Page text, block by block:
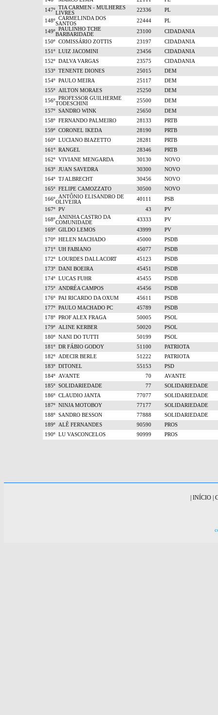
147º TIA CARMEN - MULHERES
LIVRES
22336
PL
148º CARMELINDA DOS
SANTOS
22444
PL
149º PAULINHO TCHE
BARBARIDADE
23100
CIDADANIA
150º COMISSÁRIO ZOTTIS 23197
CIDADANIA
151º LUIZ JACOMINI 23456
CIDADANIA
152º DALVA VARGAS 23575
CIDADANIA
153º TENENTE DIONES 25015
DEM
154º PAULO MEIRA 25117
DEM
155º AILTON MORAES 25250
DEM
156º PROFESSOR GUILHERME
TODESCHINI
25500
DEM
157º SANDRO WINK 25650
DEM
158º FERNANDO PALMEIRO 28133
PRTB
159º CORONEL IKEDA 28190
PRTB
160º LUCIANO BIAZETTO 28281
PRTB
161º RANGEL 28346
PRTB
162º VIVIANE MENGARDA 30130
NOVO
163º JUAN SAVEDRA 30300
NOVO
164º TJ ALBRECHT 30456
NOVO
165º FELIPE CAMOZZATO 30500
NOVO
166º ANTÔNIO ELISANDRO DE
OLIVEIRA
40111
PSB
167º PV 43
PV
168º ANINHA CASTRO DA
COMUNIDADE
43333
PV
169º GILDO LEMOS 43999
PV
170º HELEN MACHADO 45000
PSDB
171º UH FABIANO 45077
PSDB
172º LOURDES DALLACORT 45123
PSDB
173º DANI BOEIRA 45451
PSDB
174º LUCAS FUHR 45455
PSDB
175º ANDRÉA CAMPOS 45456
PSDB
176º PAI RICARDO DA OXUM 45611
PSDB
177º PAULO MACHADO PC 45789
PSDB
178º PROF ALEX FRAGA 50005
PSOL
179º ALINE KERBER 50020
PSOL
180º NANI DO TUTTI 50199
PSOL
181º DR FÁBIO GODOY 51100
PATRIOTA
182º ADECIR BERLE 51222
PATRIOTA
183º DITONEL 55153
PSD
184º AVANTE 70
AVANTE
185º SOLIDARIEDADE 77
SOLIDARIEDADE
186º CLAUDIO JANTA 77077
SOLIDARIEDADE
187º NINJA MOTOBOY 77177
SOLIDARIEDADE
188º SANDRO BESSON 77888
SOLIDARIEDADE
189º ALÊ FERNANDES 90590
PROS
190º LU VASCONCELOS 90999 PROS
| INÍCIO |